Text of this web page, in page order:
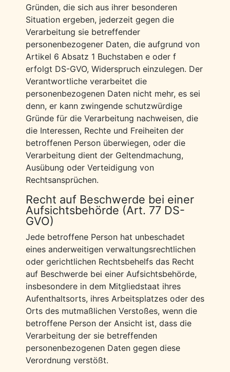
Gründen, die sich aus ihrer besonderen
Situation ergeben, jederzeit gegen die
Verarbeitung sie betreffender
personenbezogener Daten, die aufgrund von
Artikel 6 Absatz 1 Buchstaben e oder f
erfolgt DS-GVO, Widerspruch einzulegen. Der
Verantwortliche verarbeitet die
personenbezogenen Daten nicht mehr, es sei
denn, er kann zwingende schutzwürdige
Gründe für die Verarbeitung nachweisen, die
die Interessen, Rechte und Freiheiten der
betroffenen Person überwiegen, oder die
Verarbeitung dient der Geltendmachung,
Ausübung oder Verteidigung von
Rechtsansprüchen.
Recht auf Beschwerde bei einer
Aufsichtsbehörde (Art. 77 DS-
GVO)
Jede betroffene Person hat unbeschadet
eines anderweitigen verwaltungsrechtlichen
oder gerichtlichen Rechtsbehelfs das Recht
auf Beschwerde bei einer Aufsichtsbehörde,
insbesondere in dem Mitgliedstaat ihres
Aufenthaltsorts, ihres Arbeitsplatzes oder des
Orts des mutmaßlichen Verstoßes, wenn die
betroffene Person der Ansicht ist, dass die
Verarbeitung der sie betreffenden
personenbezogenen Daten gegen diese
Verordnung verstößt.